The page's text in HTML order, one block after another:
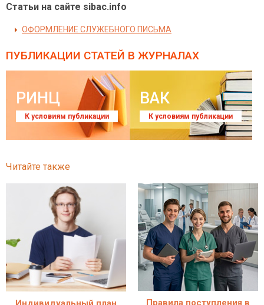
Статьи на сайте sibac.info
ОФОРМЛЕНИЕ СЛУЖЕБНОГО ПИСЬМА
ПУБЛИКАЦИИ СТАТЕЙ В ЖУРНАЛАХ
РИНЦ
К условиям публикации
ВАК
К условиям публикации
Читайте также
Правила поступления в